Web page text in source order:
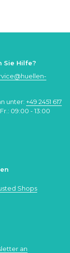
Sie Hilfe?
unter: +49 2451 617
09:00 - 13:00
Shops
an